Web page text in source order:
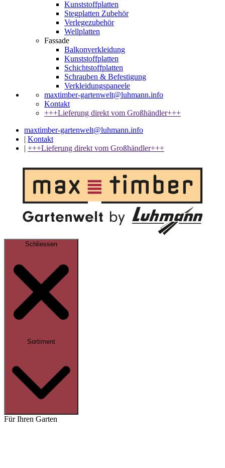
Kunststoffplatten
Stegplatten Zubehör
Verlegezubehör
Wellplatten
Fassade
Balkonverkleidung
Kunststoffplatten
Schichtstoffplatten
Schrauben & Befestigung
Verkleidungspaneele
maxtimber-gartenwelt@luhmann.info
Kontakt
+++Lieferung direkt vom Großhändler+++
maxtimber-gartenwelt@luhmann.info
| Kontakt
| +++Lieferung direkt vom Großhändler+++
Schliessen
Sortiment
Für Ihren Garten